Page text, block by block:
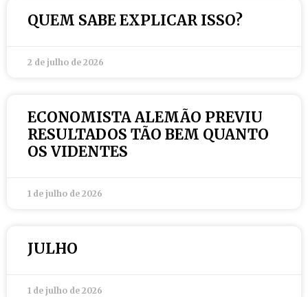
QUEM SABE EXPLICAR ISSO?
2 de julho de 2026
ECONOMISTA ALEMÃO PREVIU
RESULTADOS TÃO BEM QUANTO
OS VIDENTES
1 de julho de 2026
JULHO
1 de julho de 2026